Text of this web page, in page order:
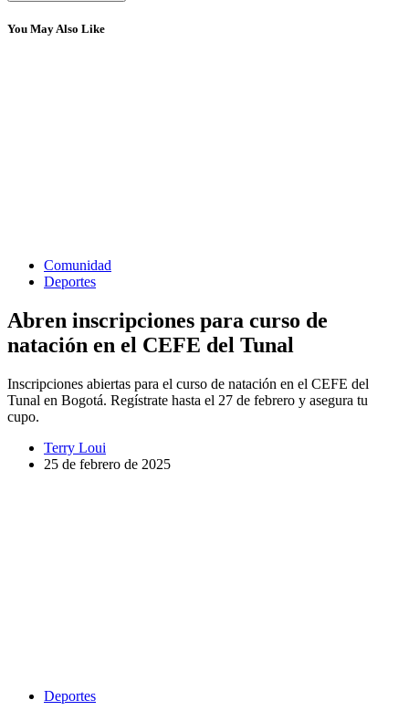
You May Also Like
Comunidad
Deportes
Abren inscripciones para curso de
natación en el CEFE del Tunal
Inscripciones abiertas para el curso de natación en el CEFE del
Tunal en Bogotá. Regístrate hasta el 27 de febrero y asegura tu
cupo.
Terry Loui
25 de febrero de 2025
Deportes